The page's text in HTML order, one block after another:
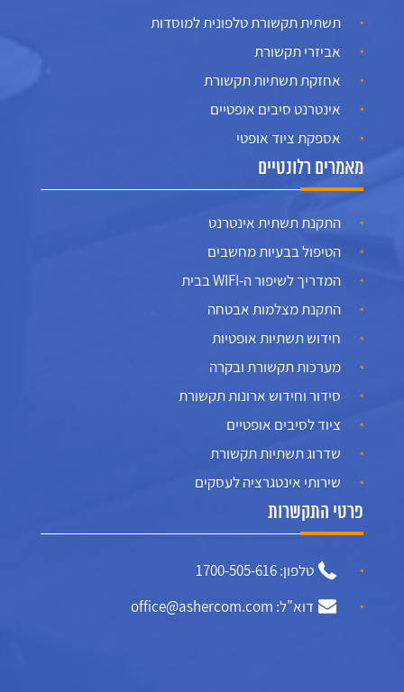
תשתית תקשורת טלפונית למוסדות
אביזרי תקשורת
אחזקת תשתיות תקשורת
אינטרנט סיבים אופטיים
אספקת ציוד אופטי
מאמרים רלונטיים
התקנת תשתית אינטרנט
הטיפול בבעיות מחשבים
המדריך לשיפור ה-WIFI בבית
התקנת מצלמות אבטחה
חידוש תשתיות אופטיות
מערכות תקשורת ובקרה
סידור וחידוש ארונות תקשורת
ציוד לסיבים אופטיים
שדרוג תשתיות תקשורת
שירותי אינטגרציה לעסקים
פרטי התקשרות
טלפון: 1700-505-616
דוא"ל: office@ashercom.com